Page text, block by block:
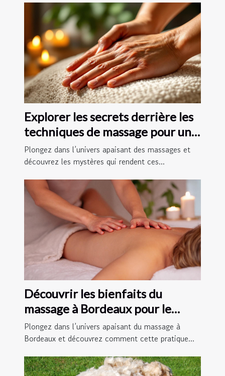
Explorer les secrets derrière les
techniques de massage pour une
relaxation profonde
Plongez dans l’univers apaisant des massages et
découvrez les mystères qui rendent ces...
Découvrir les bienfaits du
massage à Bordeaux pour le
bien-être quotidien
Plongez dans l’univers apaisant du massage à
Bordeaux et découvrez comment cette pratique...